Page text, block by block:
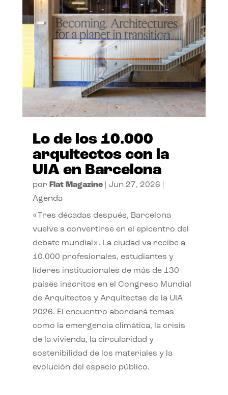
Lo de los 10.000
arquitectos con la
UIA en Barcelona
por Flat Magazine| Jun 27, 2026
Agenda
«Tres décadas después, Barcelona
vuelve a convertirse en el epicentro del
debate mundial». La ciudad va recibe a
10.000 profesionales, estudiantes y
líderes institucionales de más de 130
países inscritos en el Congreso Mundial
de Arquitectos y Arquitectas de la UIA
2026. El encuentro abordará temas
como la emergencia climática, la crisis
de la vivienda, la circularidad y
sostenibilidad de los materiales y la
evolución del espacio público.